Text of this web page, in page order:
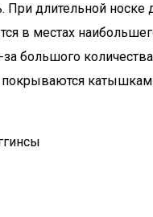
При длительной носке
в местах
большого
покрываются